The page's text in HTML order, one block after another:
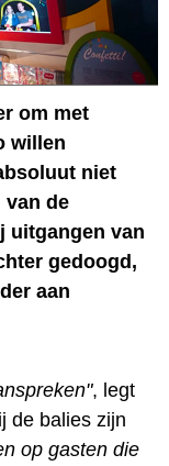
om met
willen
niet
van de
uitgangen van
gedoogd,
aan
, legt
de balies zijn
op gasten die